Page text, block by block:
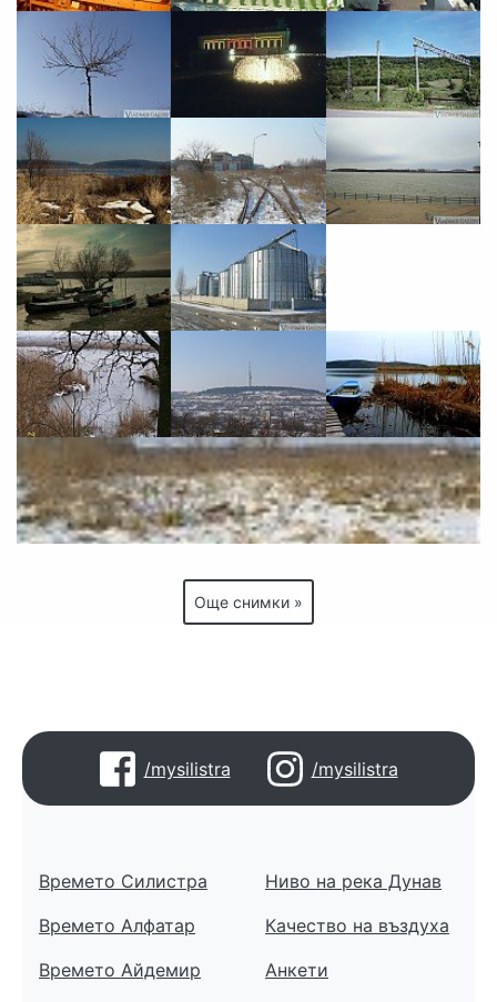
Още снимки »
/mysilistra /mysilistra
Времето Силистра
Времето Алфатар
Времето Айдемир
Ниво на река Дунав
Качество на въздуха
Анкети